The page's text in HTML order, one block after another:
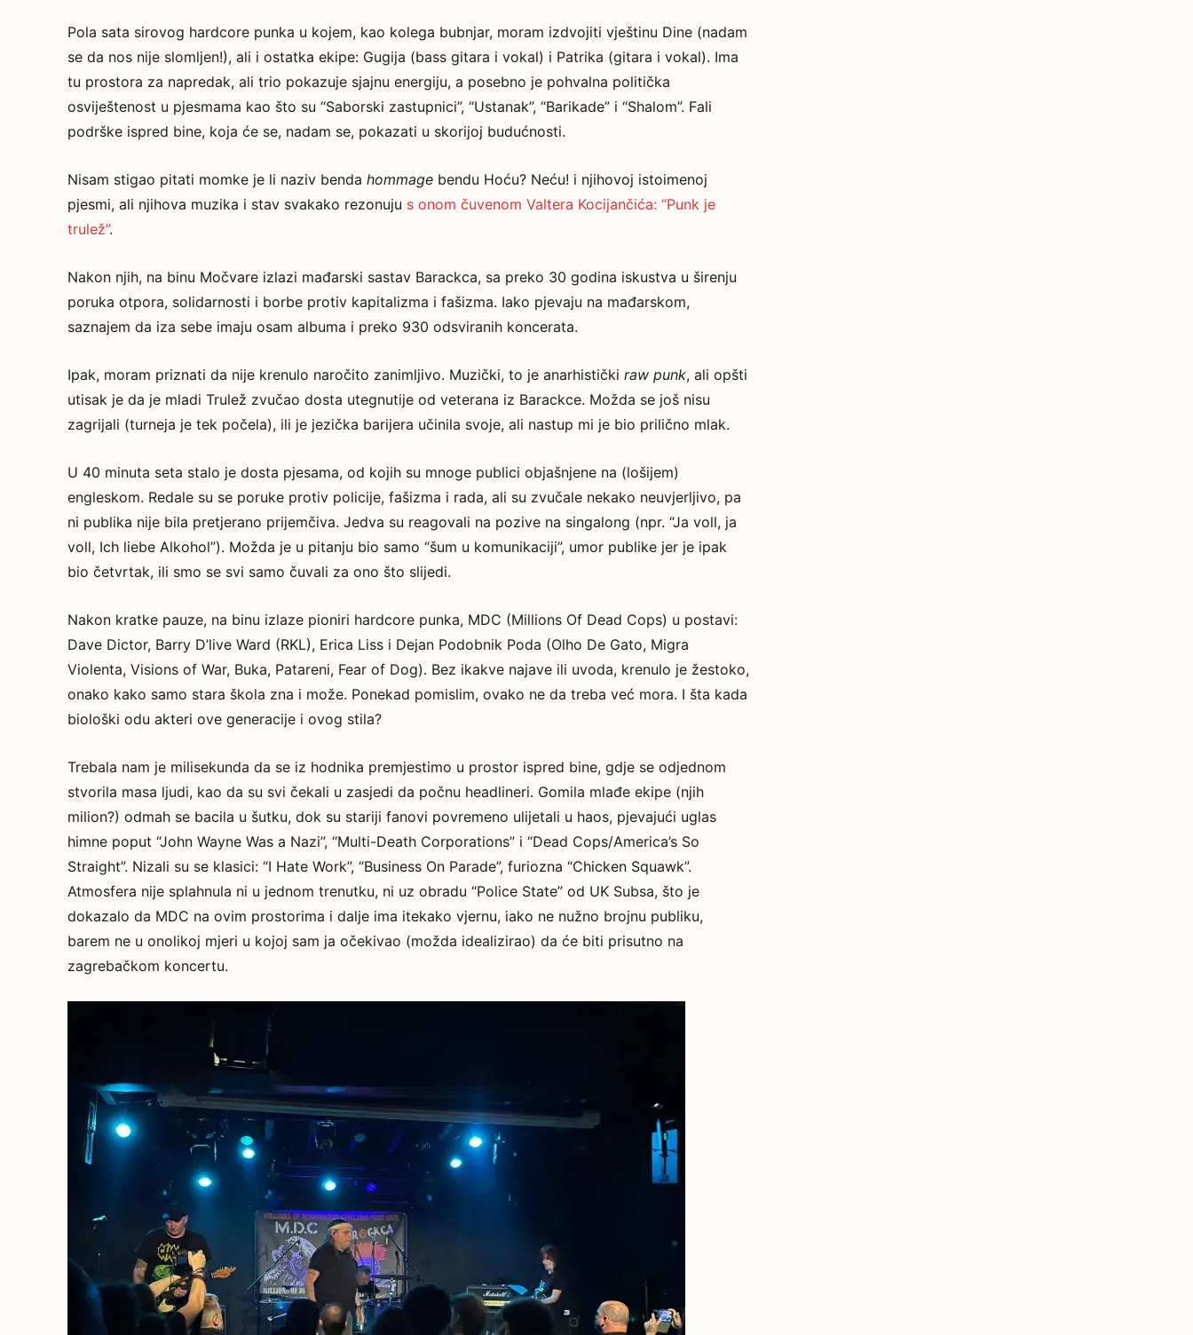
Pola sata sirovog hardcore punka u kojem, kao kolega bubnjar, moram izdvojiti vještinu Dine (nadam
se da nos nije slomljen!), ali i ostatka ekipe: Gugija (bass gitara i vokal) i Patrika (gitara i vokal). Ima
tu prostora za napredak, ali trio pokazuje sjajnu energiju, a posebno je pohvalna politička
osviještenost u pjesmama kao što su “Saborski zastupnici”, “Ustanak”, “Barikade” i “Shalom”. Fali
podrške ispred bine, koja će se, nadam se, pokazati u skorijoj budućnosti.
Nisam stigao pitati momke je li naziv benda hommage bendu Hoću? Neću! i njihovoj istoimenoj
pjesmi, ali njihova muzika i stav svakako rezonuju s onom čuvenom Valtera Kocijančića: “Punk je
trulež”.
Nakon njih, na binu Močvare izlazi mađarski sastav Barackca, sa preko 30 godina iskustva u širenju
poruka otpora, solidarnosti i borbe protiv kapitalizma i fašizma. Iako pjevaju na mađarskom,
saznajem da iza sebe imaju osam albuma i preko 930 odsviranih koncerata.
Ipak, moram priznati da nije krenulo naročito zanimljivo. Muzički, to je anarhistički raw punk, ali opšti
utisak je da je mladi Trulež zvučao dosta utegnutije od veterana iz Barackce. Možda se još nisu
zagrijali (turneja je tek počela), ili je jezička barijera učinila svoje, ali nastup mi je bio prilično mlak.
U 40 minuta seta stalo je dosta pjesama, od kojih su mnoge publici objašnjene na (lošijem)
engleskom. Redale su se poruke protiv policije, fašizma i rada, ali su zvučale nekako neuvjerljivo, pa
ni publika nije bila pretjerano prijemčiva. Jedva su reagovali na pozive na singalong (npr. “Ja voll, ja
voll, Ich liebe Alkohol”). Možda je u pitanju bio samo “šum u komunikaciji”, umor publike jer je ipak
bio četvrtak, ili smo se svi samo čuvali za ono što slijedi.
Nakon kratke pauze, na binu izlaze pioniri hardcore punka, MDC (Millions Of Dead Cops) u postavi:
Dave Dictor, Barry D’live Ward (RKL), Erica Liss i Dejan Podobnik Poda (Olho De Gato, Migra
Violenta, Visions of War, Buka, Patareni, Fear of Dog). Bez ikakve najave ili uvoda, krenulo je žestoko,
onako kako samo stara škola zna i može. Ponekad pomislim, ovako ne da treba već mora. I šta kada
biološki odu akteri ove generacije i ovog stila?
Trebala nam je milisekunda da se iz hodnika premjestimo u prostor ispred bine, gdje se odjednom
stvorila masa ljudi, kao da su svi čekali u zasjedi da počnu headlineri. Gomila mlađe ekipe (njih
milion?) odmah se bacila u šutku, dok su stariji fanovi povremeno ulijetali u haos, pjevajući uglas
himne poput “John Wayne Was a Nazi”, “Multi-Death Corporations” i “Dead Cops/America’s So
Straight”. Nizali su se klasici: “I Hate Work”, “Business On Parade”, furiozna “Chicken Squawk”.
Atmosfera nije splahnula ni u jednom trenutku, ni uz obradu “Police State” od UK Subsa, što je
dokazalo da MDC na ovim prostorima i dalje ima itekako vjernu, iako ne nužno brojnu publiku,
barem ne u onolikoj mjeri u kojoj sam ja očekivao (možda idealizirao) da će biti prisutno na
zagrebačkom koncertu.